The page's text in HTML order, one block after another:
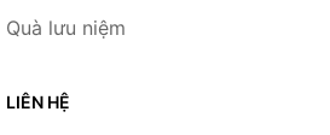
Quà lưu niệm
LIÊN HỆ